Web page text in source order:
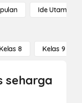
Ide Utama
8 Kelas 9
seharga